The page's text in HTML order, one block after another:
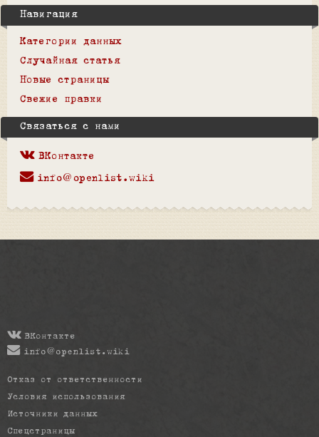
Навигация
Категории данных
Случайная статья
Новые страницы
Свежие правки
Связаться с нами
ВКонтакте
info@openlist.wiki
ВКонтакте
info@openlist.wiki
Отказ от ответственности
Условия использования
Источники данных
Спецстраницы